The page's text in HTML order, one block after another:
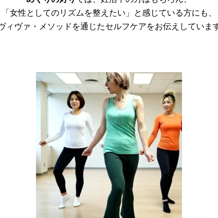
「女性としてのリズムを整えたい」と感じている方にも、
ィヴァ・メソッドを通じたセルフケアをお伝えしていま